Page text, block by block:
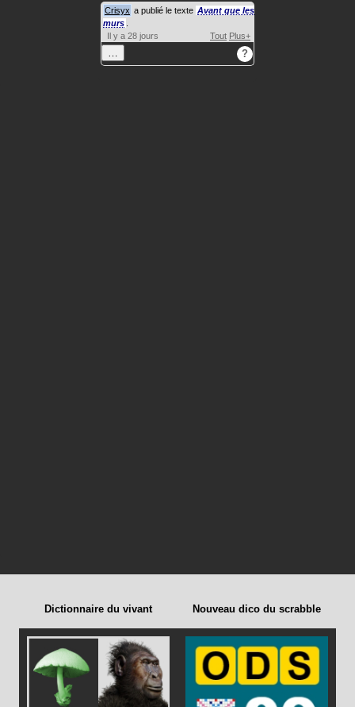
Crisyx a publié le texte Avant que les
murs
Il y a 28 jours
Tout Plus+
… ?
Dictionnaire du vivant Nouveau dico du scrabble